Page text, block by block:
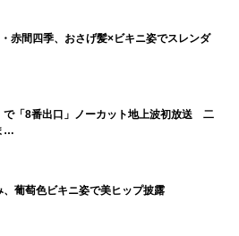
赤間四季、おさげ髪×ビキニ姿でスレンダ
で「8番出口」ノーカット地上波初放送 二
…
、葡萄色ビキニ姿で美ヒップ披露